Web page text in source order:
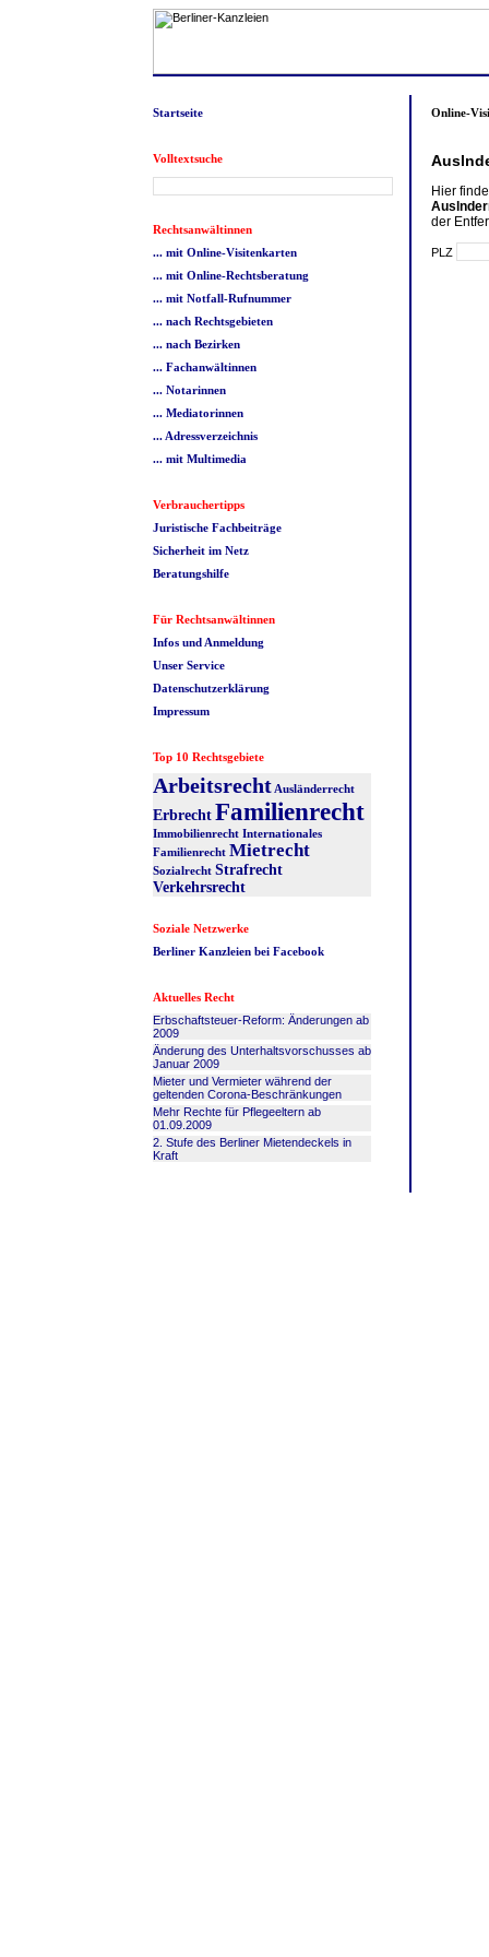
Startseite
Volltextsuche
Rechtsanwältinnen
... mit Online-Visitenkarten
... mit Online-Rechtsberatung
... mit Notfall-Rufnummer
... nach Rechtsgebieten
... nach Bezirken
... Fachanwältinnen
... Notarinnen
... Mediatorinnen
... Adressverzeichnis
... mit Multimedia
Verbrauchertipps
Juristische Fachbeiträge
Sicherheit im Netz
Beratungshilfe
Für Rechtsanwältinnen
Infos und Anmeldung
Unser Service
Datenschutzerklärung
Impressum
Top 10 Rechtsgebiete
Arbeitsrecht Ausländerrecht
Erbrecht Familienrecht
Immobilienrecht Internationales
Familienrecht Mietrecht
Sozialrecht Strafrecht
Verkehrsrecht
Soziale Netzwerke
Berliner Kanzleien bei Facebook
Aktuelles Recht
Erbschaftsteuer-Reform: Änderungen ab
2009
Änderung des Unterhaltsvorschusses ab
Januar 2009
Mieter und Vermieter während der
geltenden Corona-Beschränkungen
Mehr Rechte für Pflegeeltern ab
01.09.2009
2. Stufe des Berliner Mietendeckels in
Kraft
Online-
Hier
der
PLZ